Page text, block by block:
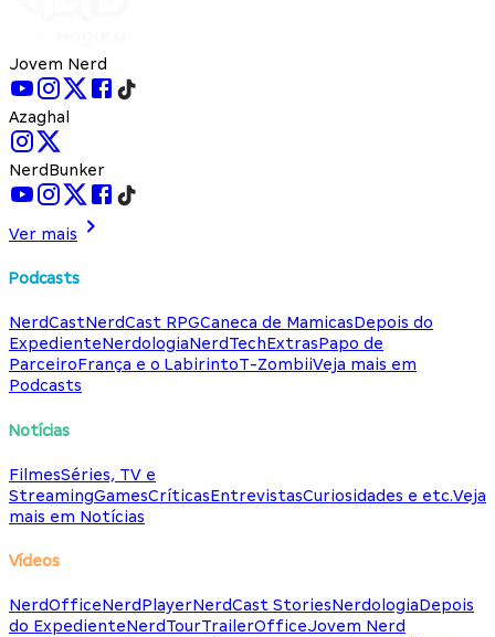
Jovem Nerd
Azaghal
NerdBunker
Ver mais
Podcasts
NerdCastNerdCast RPGCaneca de MamicasDepois do
ExpedienteNerdologiaNerdTechExtrasPapo de
ParceiroFrança e o LabirintoT-ZombiiVeja mais em
Podcasts
Notícias
FilmesSéries, TV e
StreamingGamesCríticasEntrevistasCuriosidades e etc.Veja
mais em Notícias
Vídeos
NerdOfficeNerdPlayerNerdCast StoriesNerdologiaDepois
do ExpedienteNerdTourTrailerOfficeJovem Nerd